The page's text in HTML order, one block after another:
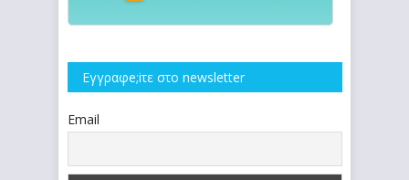
Εγγραφe;iτε στο newsletter
Email